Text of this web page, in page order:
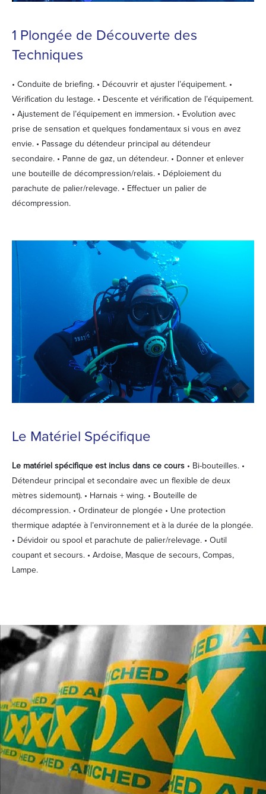
1 Plongée de Découverte des
Techniques
• Conduite de briefing. • Découvrir et ajuster l’équipement. •
Vérification du lestage. • Descente et vérification de l’équipement.
• Ajustement de l’équipement en immersion. • Evolution avec
prise de sensation et quelques fondamentaux si vous en avez
envie. • Passage du détendeur principal au détendeur
secondaire. • Panne de gaz, un détendeur. • Donner et enlever
une bouteille de décompression/relais. • Déploiement du
parachute de palier/relevage. • Effectuer un palier de
décompression.
Le Matériel Spécifique
Le matériel spécifique est inclus dans ce cours • Bi-bouteilles. •
Détendeur principal et secondaire avec un flexible de deux
mètres sidemount). • Harnais + wing. • Bouteille de
décompression. • Ordinateur de plongée • Une protection
thermique adaptée à l’environnement et à la durée de la plongée.
• Dévidoir ou spool et parachute de palier/relevage. • Outil
coupant et secours. • Ardoise, Masque de secours, Compas,
Lampe.